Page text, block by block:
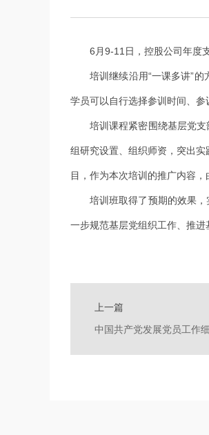
6月9-11日，控股公司年度支
培训继续沿用“一课多讲”的
学员可以自行选择参训时间、参
培训课程紧密围绕基层党支
组研究设置、组织师资，突出
目，作为本次培训的推广内容
培训班取得了预期的效果，
一步规范基层党组织工作、推进
上一篇
中国共产党发展党员工作